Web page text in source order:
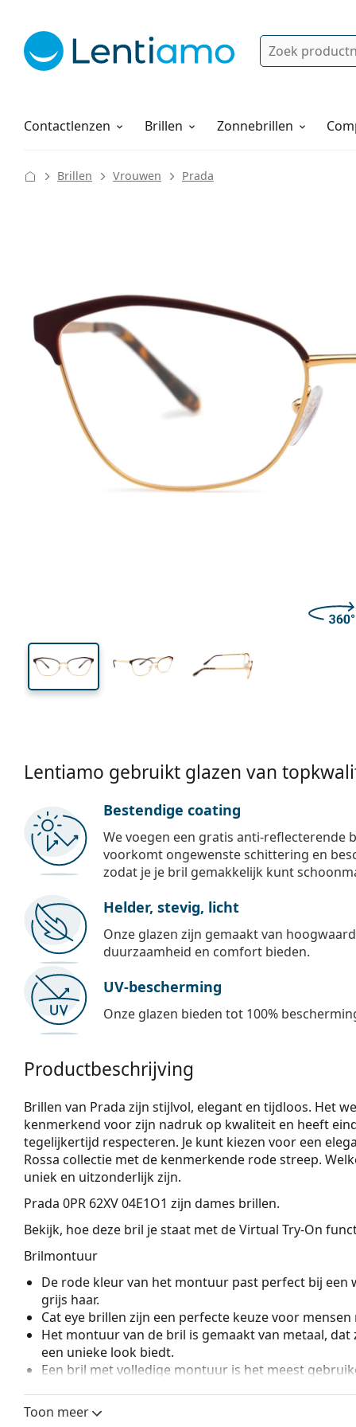
Zoek
Contactlenzen
Lenzenvloeistoffen Brillen Zonnebrillen
Hoe bestellen
Brillen Vrouwen Prada
Lentiamo gebruikt glazen van
Bestendige coating
We voegen een gratis anti-reflecterende
voorkomt ongewenste schittering en
zodat je je bril gemakkelijk kunt
Helder, stevig, licht
Onze glazen zijn gemaakt van
duurzaamheid en comfort bieden.
UV-bescherming
Onze glazen bieden tot 100%
Productbeschrijving
Brillen van Prada zijn stijlvol, elegant en tijdloos. Het
kenmerkend voor zijn nadruk op kwaliteit en heeft
tegelijkertijd respecteren. Je kunt kiezen voor een
Rossa collectie met de kenmerkende rode streep.
uniek en uitzonderlijk zijn.
Prada 0PR 62XV 04E1O1 zijn dames brillen.
Bekijk, hoe deze bril je staat met de Virtual Try-On
Brilmontuur
De rode kleur van het montuur past perfect bij
grijs haar.
Cat eye brillen zijn een perfecte keuze voor
Het montuur van de bril is gemaakt van metaal,
een unieke look biedt.
Een bril met volledige montuur is het meest
geschikt voor alle glazen, ook voor glazen met een
Toon meer